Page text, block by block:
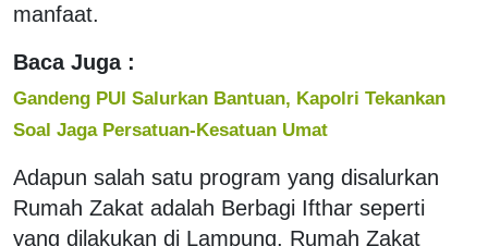
manfaat.
Baca Juga :
Gandeng PUI Salurkan Bantuan, Kapolri Tekankan
Soal Jaga Persatuan-Kesatuan Umat
Adapun salah satu program yang disalurkan
Rumah Zakat adalah Berbagi Ifthar seperti
yang dilakukan di Lampung. Rumah Zakat